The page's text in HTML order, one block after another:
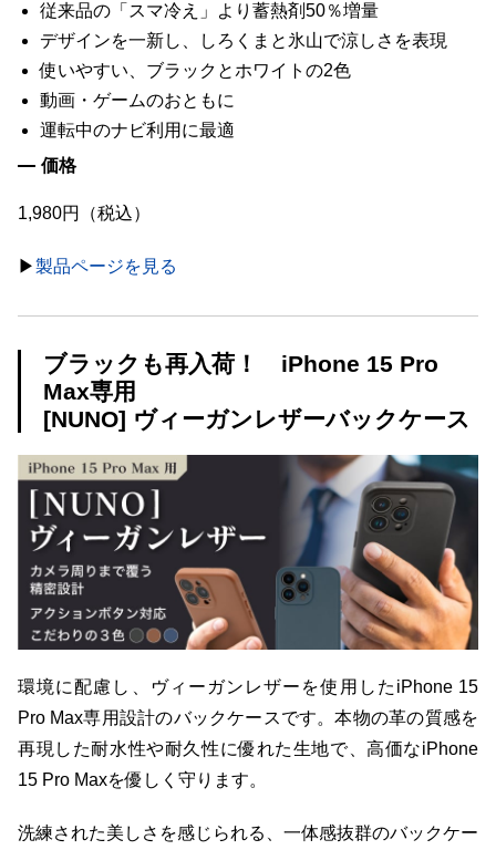
従来品の「スマ冷え」より蓄熱剤50％増量
デザインを一新し、しろくまと氷山で涼しさを表現
使いやすい、ブラックとホワイトの2色
動画・ゲームのおともに
運転中のナビ利用に最適
価格
1,980円（税込）
▶︎製品ページを見る
ブラックも再入荷！ iPhone 15 Pro
Max専用
[NUNO] ヴィーガンレザーバックケース
環境に配慮し、ヴィーガンレザーを使用したiPhone 15
Pro Max専用設計のバックケースです。本物の革の質感を
再現した耐水性や耐久性に優れた生地で、高価なiPhone
15 Pro Maxを優しく守ります。
洗練された美しさを感じられる、一体感抜群のバックケー